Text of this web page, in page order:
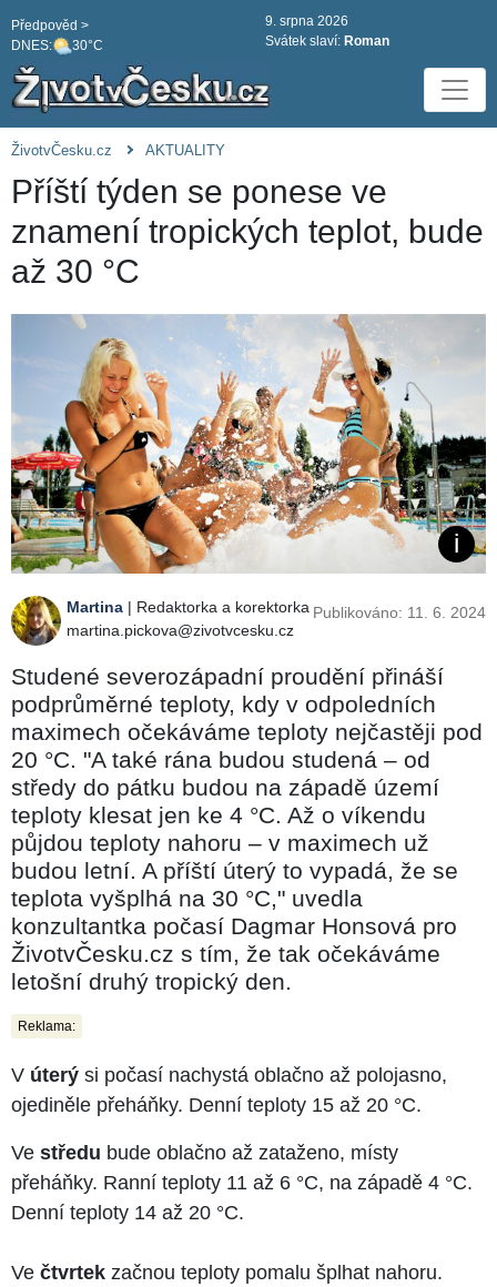
DNES: 30°C
Předpověd >
9. srpna 2026
Svátek slaví: Roman
ŽivotvČesku.cz AKTUALITY
Příští týden se ponese ve
znamení tropických teplot, bude
až 30 °C
Martina | Redaktorka a korektorka
martina.pickova@zivotvcesku.cz
Publikováno: 11. 6. 2024
Studené severozápadní proudění přináší
podprůměrné teploty, kdy v odpoledních
maximech očekáváme teploty nejčastěji pod
20 °C. "A také rána budou studená –⁠⁠⁠⁠⁠⁠ od
středy do pátku budou na západě území
teploty klesat jen ke 4 °C. Až o víkendu
půjdou teploty nahoru – v maximech už
budou letní. A příští úterý to vypadá, že se
teplota vyšplhá na 30 °C," uvedla
konzultantka počasí Dagmar Honsová pro
ŽivotvČesku.cz s tím, že tak očekáváme
letošní druhý tropický den.
Reklama:
V úterý si počasí nachystá oblačno až polojasno,
ojediněle přeháňky. Denní teploty 15 až 20 °C.
Ve středu bude oblačno až zataženo, místy
přeháňky. Ranní teploty 11 až 6 °C, na západě 4 °C.
Denní teploty 14 až 20 °C.
Ve čtvrtek začnou teploty pomalu šplhat nahoru.